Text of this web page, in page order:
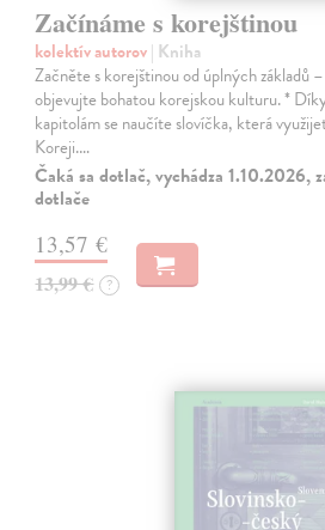
Začínáme s korejštinou
kolektív autorov| Kniha
Začněte s korejštinou od úplných základů
objevujte bohatou korejskou kulturu. *
kapitolám se naučíte slovíčka, která
Koreji.…
Čaká sa dotlač, vychádza 1.10.2026,
dotlače
13,57 €
13,99 € ?